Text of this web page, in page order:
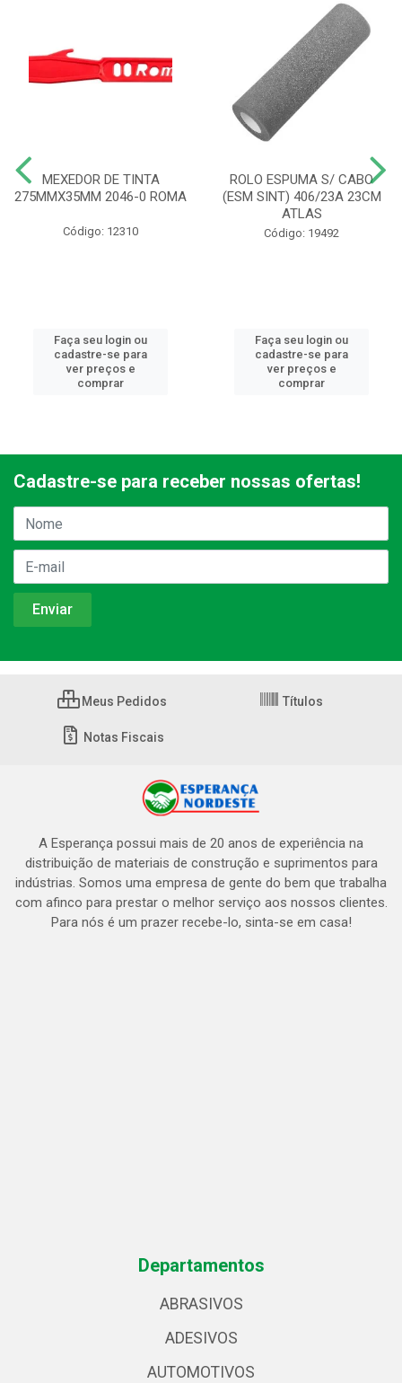
MEXEDOR DE TINTA
275MMX35MM 2046-0 ROMA
Código: 12310
Faça seu login ou
cadastre-se para
ver preços e
comprar
ROLO ESPUMA S/ CABO
(ESM SINT) 406/23A 23CM
ATLAS
Código: 19492
Faça seu login ou
cadastre-se para
ver preços e
comprar
Cadastre-se para receber nossas ofertas!
Meus Pedidos Títulos
Notas Fiscais
A Esperança possui mais de 20 anos de experiência na
distribuição de materiais de construção e suprimentos para
indústrias. Somos uma empresa de gente do bem que trabalha
com afinco para prestar o melhor serviço aos nossos clientes.
Para nós é um prazer recebe-lo, sinta-se em casa!
Departamentos
ABRASIVOS
ADESIVOS
AUTOMOTIVOS